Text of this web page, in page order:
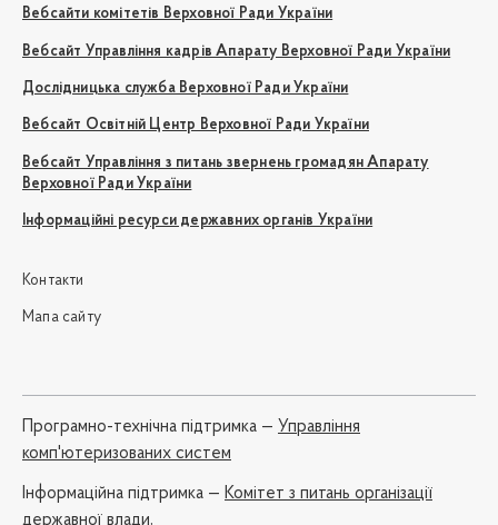
Вебсайти комітетів Верховної Ради України
Вебсайт Управління кадрів Апарату Верховної Ради України
Дослідницька служба Верховної Ради України
Вебсайт Освітній Центр Верховної Ради України
Вебсайт Управління з питань звернень громадян Апарату
Верховної Ради України
Інформаційні ресурси державних органів України
Контакти
Мапа сайту
Програмно-технічна підтримка — Управління
комп'ютеризованих систем
Iнформаційна підтримка — Комітет з питань організації
державної влади,